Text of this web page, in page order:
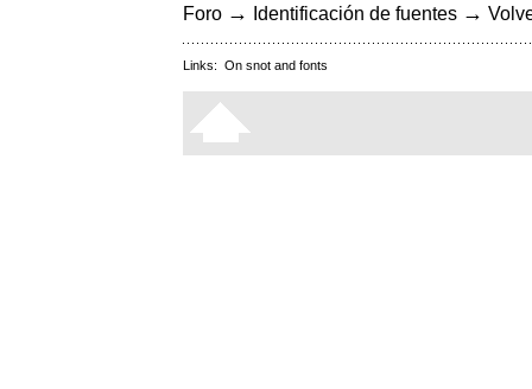
Foro → Identificación de fuentes →
Links: On snot and fonts